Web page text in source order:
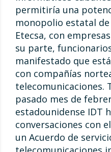
permitiría una
monopolio estatal
Etecsa, con
su parte,
manifestado que
con compañías
telecomunicaciones.
pasado mes de
estadounidense IDT
conversaciones con
un Acuerdo de